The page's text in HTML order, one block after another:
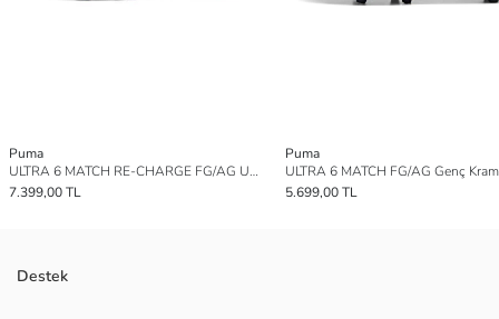
Puma
ULTRA 6 MATCH RE-CHARGE FG/AG UNISEX Krampon
7.399,00 TL
Puma
ULTRA 6 MATCH FG/AG Genç
5.699,00 TL
Destek